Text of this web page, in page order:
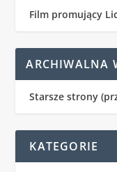
Film promujący
ARCHIWALNA
Starsze strony
KATEGORIE